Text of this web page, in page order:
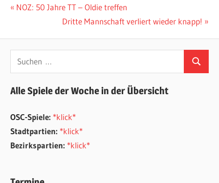
Beitragsnavigation
Vorheriger
NOZ: 50 Jahre TT – Oldie treffen
Nächster
Dritte Mannschaft verliert wieder knapp!
Suchen
nach:
Suchen
Alle Spiele der Woche in der Übersicht
OSC-Spiele: *klick*
Stadtpartien: *klick*
Bezirkspartien: *klick*